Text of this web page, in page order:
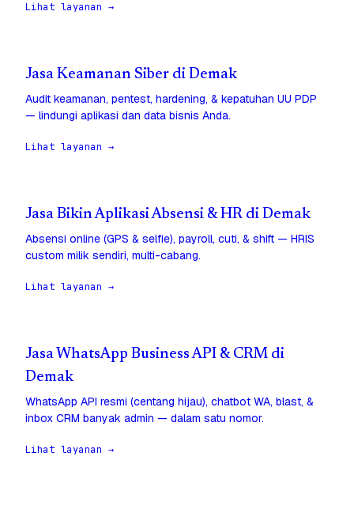
Lihat layanan →
Jasa Keamanan Siber di Demak
Audit keamanan, pentest, hardening, & kepatuhan UU PDP
— lindungi aplikasi dan data bisnis Anda.
Lihat layanan →
Jasa Bikin Aplikasi Absensi & HR di Demak
Absensi online (GPS & selfie), payroll, cuti, & shift — HRIS
custom milik sendiri, multi-cabang.
Lihat layanan →
Jasa WhatsApp Business API & CRM di
Demak
WhatsApp API resmi (centang hijau), chatbot WA, blast, &
inbox CRM banyak admin — dalam satu nomor.
Lihat layanan →